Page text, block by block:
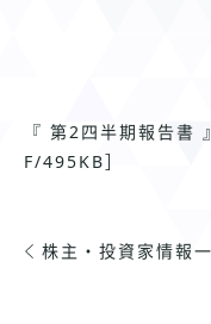
『 第2四半期報告
F/495KB］
株主・投資家情報